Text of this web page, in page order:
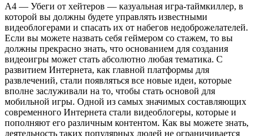
А4 — Убеги от хейтеров — казуальная игра-таймкиллер, в
которой вы должны будете управлять известными
видеоблогерами и спасать их от набегов недоброжелателей.
Если вы можете назвать себя геймером со стажем, то вы
должны прекрасно знать, что основанием для создания
видеоигры может стать абсолютно любая тематика. С
развитием Интернета, как главной платформы для
развлечений, стали появляться все новые идеи, которые
вполне заслуживали на то, чтобы стать основой для
мобильной игры. Одной из самых значимых составляющих
современного Интернета стали видеоблогеры, которые и
пополняют его различным контентом. Как вы можете знать,
деятельность таких популярных людей не ограничивается